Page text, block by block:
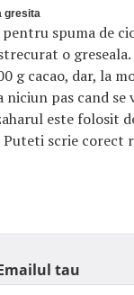
gresita
spuma de
o
g cacao, dar, la
pas cand se
este folosit
scrie corect
tau